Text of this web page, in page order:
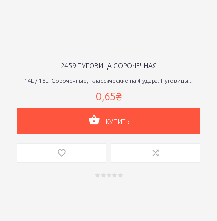
2459 ПУГОВИЦА СОРОЧЕЧНАЯ
14L / 18L. Сорочечные, классические на 4 удара. Пуговицы...
0,65₴
КУПИТЬ